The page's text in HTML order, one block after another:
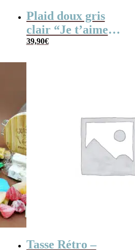
Plaid doux gris
clair “Je t’aime
Mamie”
39,90€
Tasse Rétro –